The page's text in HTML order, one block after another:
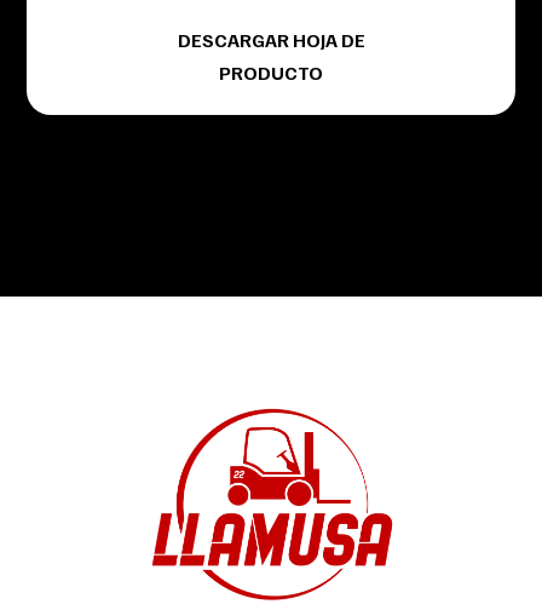
DESCARGAR HOJA DE
PRODUCTO